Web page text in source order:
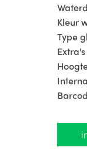
Voor
look,
Vespa
Gold
Kleur
Type
Extra's